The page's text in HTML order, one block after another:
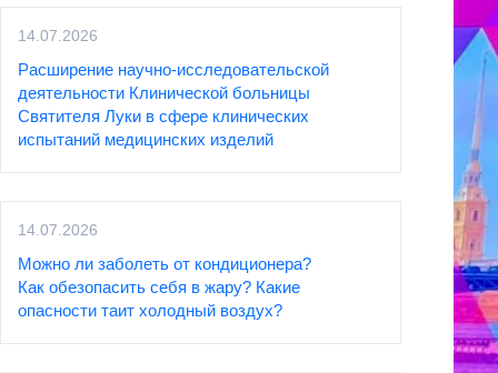
14.07.2026
Расширение научно-исследовательской
деятельности Клинической больницы
Святителя Луки в сфере клинических
испытаний медицинских изделий
14.07.2026
Можно ли заболеть от кондиционера?
Как обезопасить себя в жару? Какие
опасности таит холодный воздух?